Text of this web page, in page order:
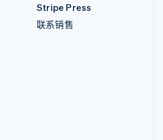
Stripe Press
联系销售